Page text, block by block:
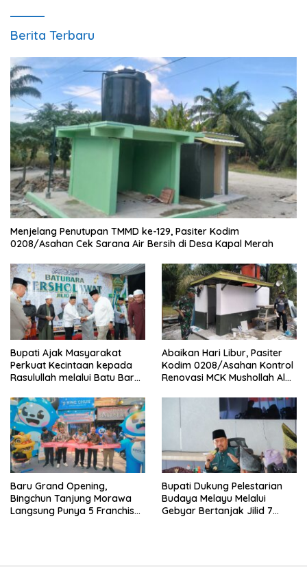
Berita Terbaru
Menjelang Penutupan TMMD ke-129, Pasiter Kodim
0208/Asahan Cek Sarana Air Bersih di Desa Kapal Merah
Bupati Ajak Masyarakat
Perkuat Kecintaan kepada
Rasulullah melalui Batu Bara
Abaikan Hari Libur, Pasiter
Kodim 0208/Asahan Kontrol
Renovasi MCK Mushollah Al
‎Baru Grand Opening,
Bingchun Tanjung Morawa
Langsung Punya 5 Franchise
Bupati Dukung Pelestarian
Budaya Melayu Melalui
Gebyar Bertanjak Jilid 7